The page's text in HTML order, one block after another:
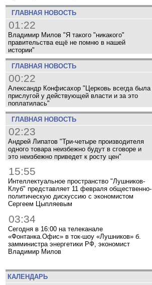
ГЛАВНАЯ НОВОСТЬ
01:22
Владимир Милов "Я такого "никакого"
правительства ещё не помню в нашей
истории"
ГЛАВНАЯ НОВОСТЬ
00:22
Александр Конфисахор "Церковь всегда была
прислугой у действующей власти и за это
поплатилась"
ГЛАВНАЯ НОВОСТЬ
02:23
Андрей Липатов "Три-четыре производителя
одного товара неизбежно будут в сговоре и
это неизбежно приведет к росту цен"
15:55
Интеллектуальное пространство "Лушников-
Клуб" представляет 11 февраля общественно-
политическую дискуссию с экономистом
Сергеем Цыпляевым
03:34
Сегодня в 16:00 на телеканале
«Фонтанка.Офис» в ток-шоу «Лушников» б.
замминистра энергетики РФ, экономист
Владимир Милов
КАЛЕНДАРЬ